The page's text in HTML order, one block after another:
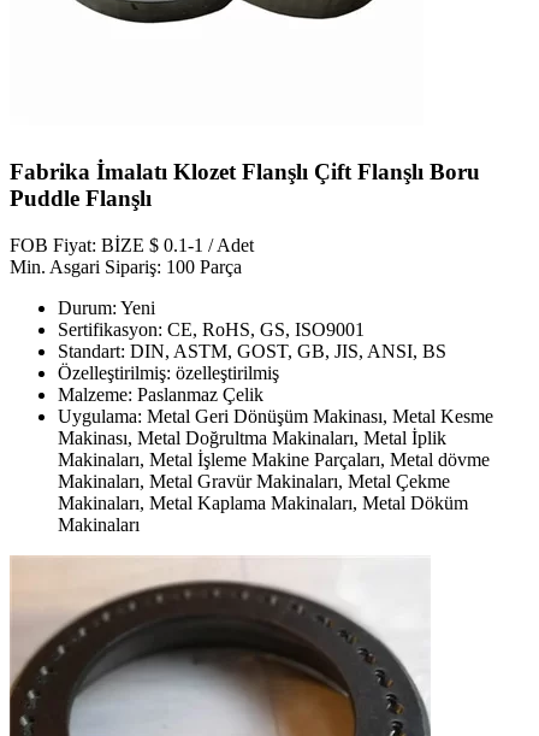
Fabrika İmalatı Klozet Flanşlı Çift Flanşlı Boru
Puddle Flanşlı
FOB Fiyat: BİZE $ 0.1-1 / Adet
Min. Asgari Sipariş: 100 Parça
Durum: Yeni
Sertifikasyon: CE, RoHS, GS, ISO9001
Standart: DIN, ASTM, GOST, GB, JIS, ANSI, BS
Özelleştirilmiş: özelleştirilmiş
Malzeme: Paslanmaz Çelik
Uygulama: Metal Geri Dönüşüm Makinası, Metal Kesme
Makinası, Metal Doğrultma Makinaları, Metal İplik
Makinaları, Metal İşleme Makine Parçaları, Metal dövme
Makinaları, Metal Gravür Makinaları, Metal Çekme
Makinaları, Metal Kaplama Makinaları, Metal Döküm
Makinaları